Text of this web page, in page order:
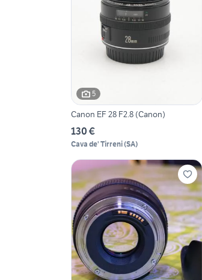
5
Canon EF 28 F2.8 (Canon)
130 €
Cava de' Tirreni(SA)